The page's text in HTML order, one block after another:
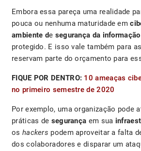
Embora essa pareça uma realidade
pouca ou nenhuma maturidade em
ambiente de segurança da informação
protegido. E isso vale também para
reservam parte do orçamento para
FIQUE POR DENTRO: 10 ameaças
no primeiro semestre de 2020
Por exemplo, uma organização pode
práticas de segurança em sua
os hackers podem aproveitar a falta
dos colaboradores e disparar um